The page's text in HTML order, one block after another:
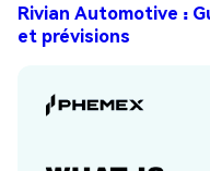
Rivian Automotive :
et prévisions